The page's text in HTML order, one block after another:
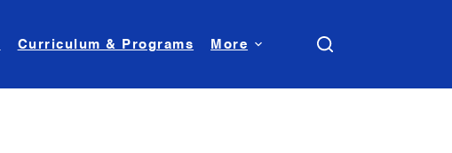
Curriculum & Programs More